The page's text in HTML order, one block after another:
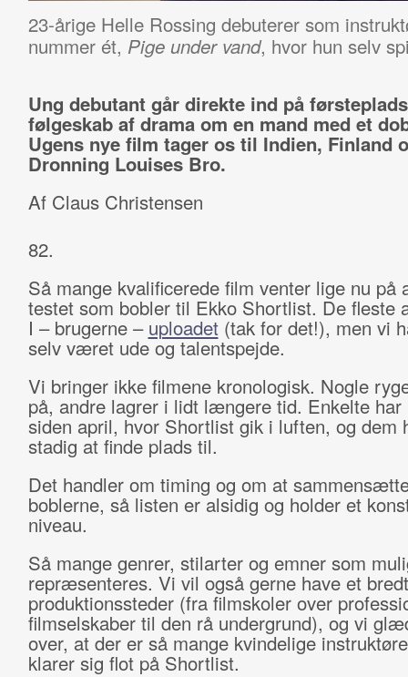
23-årige Helle Rossing debuterer som
nummer ét, Pige under vand, hvor hun selv
Ung debutant går direkte ind på
følgeskab af drama om en mand med et
Ugens nye film tager os til Indien, Finland
Dronning Louises Bro.
Af Claus Christensen
82.
Så mange kvalificerede film venter lige nu på
testet som bobler til Ekko Shortlist. De fleste
I – brugerne – uploadet(tak for det!), men vi
selv været ude og talentspejde.
Vi bringer ikke filmene kronologisk. Nogle
på, andre lagrer i lidt længere tid. Enkelte har
siden april, hvor Shortlist gik i luften, og dem
stadig at finde plads til.
Det handler om timing og om at
boblerne, så listen er alsidig og holder et
niveau.
Så mange genrer, stilarter og emner som
repræsenteres. Vi vil også gerne have et
produktionssteder (fra filmskoler over
filmselskaber til den rå undergrund), og vi
over, at der er så mange kvindelige
klarer sig flot på Shortlist.